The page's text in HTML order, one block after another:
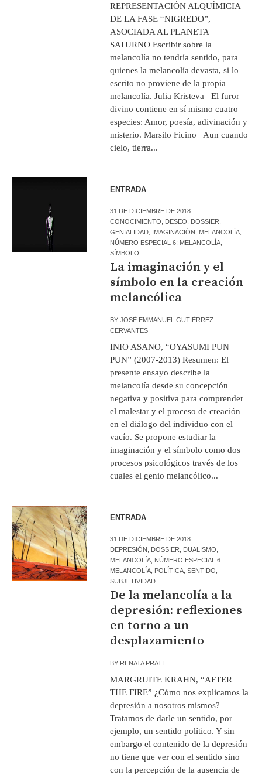
REPRESENTACIÓN ALQUÍMICIA
DE LA FASE “NIGREDO”,
ASOCIADA AL PLANETA
SATURNO Escribir sobre la
melancolía no tendría sentido, para
quienes la melancolía devasta, si lo
escrito no proviene de la propia
melancolía. Julia Kristeva El furor
divino contiene en sí mismo cuatro
especies: Amor, poesía, adivinación y
misterio. Marsilo Ficino Aun cuando
cielo, tierra...
ENTRADA
31 DE DICIEMBRE DE 2018
CONOCIMIENTO
DESEO DOSSIER
GENIALIDAD IMAGINACIÓN MELANCOLÍA
NÚMERO ESPECIAL 6: MELANCOLÍA
SÍMBOLO
La imaginación y el
símbolo en la creación
melancólica
BYJOSÉ EMMANUEL GUTIÉRREZ
CERVANTES
INIO ASANO, “OYASUMI PUN
PUN” (2007-2013) Resumen: El
presente ensayo describe la
melancolía desde su concepción
negativa y positiva para comprender
el malestar y el proceso de creación
en el diálogo del individuo con el
vacío. Se propone estudiar la
imaginación y el símbolo como dos
procesos psicológicos través de los
cuales el genio melancólico...
ENTRADA
31 DE DICIEMBRE DE 2018
DEPRESIÓN
DOSSIER DUALISMO
MELANCOLÍA NÚMERO ESPECIAL 6:
MELANCOLÍA POLÍTICA ,SENTIDO
SUBJETIVIDAD
De la melancolía a la
depresión: reflexiones
en torno a un
desplazamiento
BY RENATA PRATI
MARGRUITE KRAHN, “AFTER
THE FIRE” ¿Cómo nos explicamos la
depresión a nosotros mismos?
Tratamos de darle un sentido, por
ejemplo, un sentido político. Y sin
embargo el contenido de la depresión
no tiene que ver con el sentido sino
con la percepción de la ausencia de